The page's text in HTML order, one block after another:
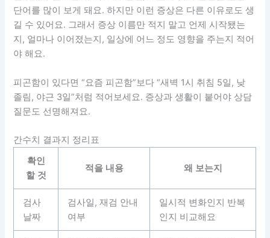
단어를 많이 보게 돼요. 하지만 이런 증상은 다른 이유로도 생
길 수 있어요. 그래서 증상 이름만 적지 말고 언제 시작됐는
지, 얼마나 이어졌는지, 일상에 어느 정도 영향을 주는지 적어
야 해요.
피곤함이 있다면 “요즘 피곤함”보다 “새벽 1시 취침 5일, 낮
졸림, 야근 3일”처럼 적어보세요. 증상과 생활이 붙어야 상담
질문도 선명해져요.
간수치 결과지 정리표
확인
할 것
적을 내용 왜 보는지
검사
날짜
검사일, 재검 안내
여부
일시적 변화인지 반복
인지 비교해요